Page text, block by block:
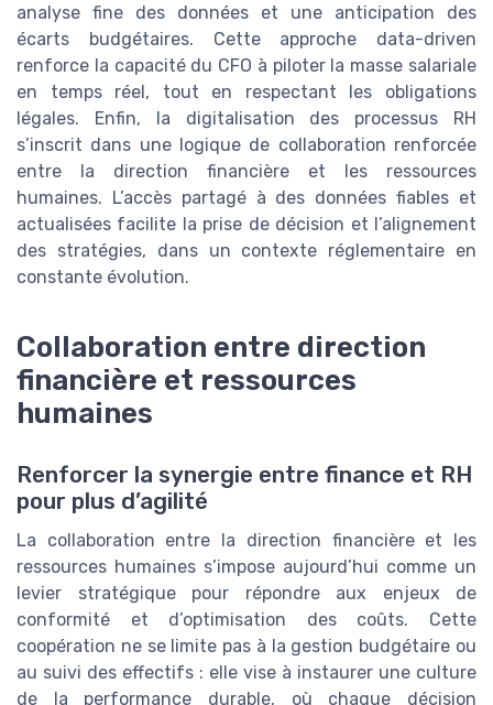
analyse fine des données et une anticipation des
écarts budgétaires. Cette approche data-driven
renforce la capacité du CFO à piloter la masse salariale
en temps réel, tout en respectant les obligations
légales. Enfin, la digitalisation des processus RH
s’inscrit dans une logique de collaboration renforcée
entre la direction financière et les ressources
humaines. L’accès partagé à des données fiables et
actualisées facilite la prise de décision et l’alignement
des stratégies, dans un contexte réglementaire en
constante évolution.
Collaboration entre direction
financière et ressources
humaines
Renforcer la synergie entre finance et RH
pour plus d’agilité
La collaboration entre la direction financière et les
ressources humaines s’impose aujourd’hui comme un
levier stratégique pour répondre aux enjeux de
conformité et d’optimisation des coûts. Cette
coopération ne se limite pas à la gestion budgétaire ou
au suivi des effectifs : elle vise à instaurer une culture
de la performance durable, où chaque décision